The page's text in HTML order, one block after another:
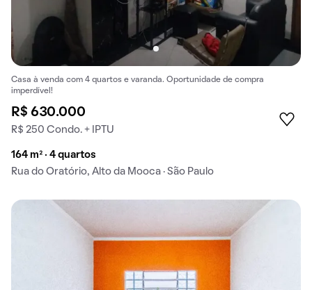
Casa à venda com 4 quartos e varanda. Oportunidade de compra
imperdível!
R$ 630.000
R$ 250 Condo. + IPTU
164 m² · 4 quartos
Rua do Oratório, Alto da Mooca · São Paulo